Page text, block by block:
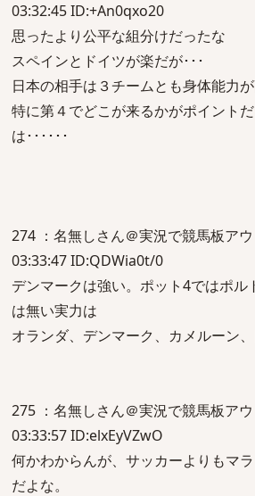
03:32:45 ID:+An0qxo20
思ったより公平な組分けだったな
スペインとドイツが楽だが･･･
日本の相手は３チームとも身体能力
特に第４でどこが来るかがポイント
は･･････
274 ：名無しさん＠実況で競馬板ア
03:33:47 ID:QDWia0t/0
デンマークは強い。ポット4ではポル
は無い実力は
オランダ、デンマーク、カメルーン
275 ：名無しさん＠実況で競馬板ア
03:33:57 ID:elxEyVZwO
何かわからんが、サッカーよりもマ
だよな。